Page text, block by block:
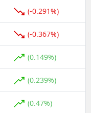
(-0.291%)
(-0.367%)
(0.149%)
(0.239%)
(0.47%)